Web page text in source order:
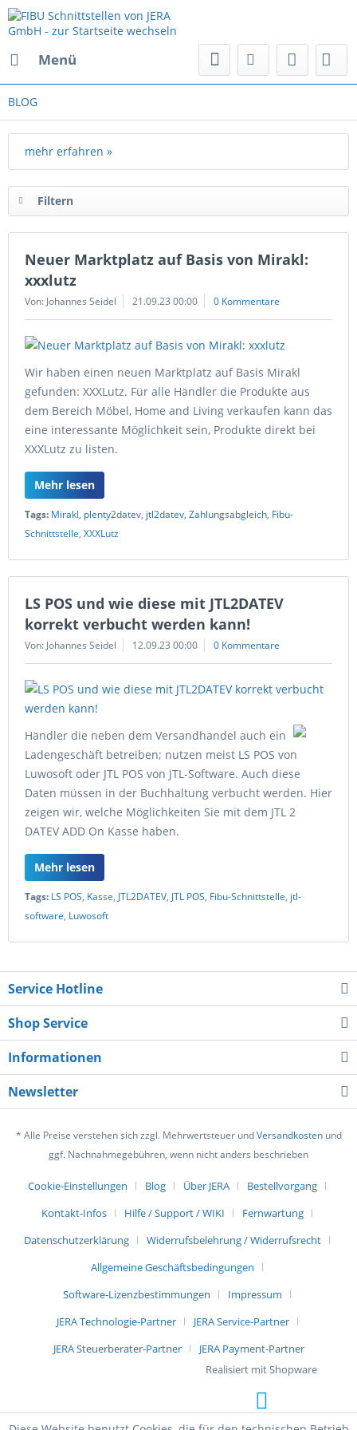
Menü
BLOG
mehr erfahren »
Filtern
Neuer Marktplatz auf Basis von Mirakl:
xxxlutz
Von: Johannes Seidel 21.09.23 00:00 0 Kommentare
Wir haben einen neuen Marktplatz auf Basis Mirakl
gefunden: XXXLutz. Für alle Händler die Produkte aus
dem Bereich Möbel, Home and Living verkaufen kann das
eine interessante Möglichkeit sein, Produkte direkt bei
XXXLutz zu listen.
Mehr lesen
Tags: Mirakl, plenty2datev, jtl2datev, Zahlungsabgleich, Fibu-
Schnittstelle, XXXLutz
LS POS und wie diese mit JTL2DATEV
korrekt verbucht werden kann!
Von: Johannes Seidel 12.09.23 00:00 0 Kommentare
Händler die neben dem Versandhandel auch ein
Ladengeschäft betreiben; nutzen meist LS POS von
Luwosoft oder JTL POS von JTL-Software. Auch diese
Daten müssen in der Buchhaltung verbucht werden. Hier
zeigen wir, welche Möglichkeiten Sie mit dem JTL 2
DATEV ADD On Kasse haben.
Mehr lesen
Tags: LS POS, Kasse, JTL2DATEV, JTL POS, Fibu-Schnittstelle, jtl-
software, Luwosoft
Service Hotline
Shop Service
Informationen
Newsletter
* Alle Preise verstehen sich zzgl. Mehrwertsteuer undVersandkostenund
ggf. Nachnahmegebühren, wenn nicht anders beschrieben
Cookie-Einstellungen Blog Über JERA
Bestellvorgang
Kontakt-Infos
Hilfe / Support / WIKI
Fernwartung
Datenschutzerklärung
Widerrufsbelehrung / Widerrufsrecht
Allgemeine Geschäftsbedingungen
Software-Lizenzbestimmungen
Impressum
JERA Technologie-Partner
JERA Service-Partner
JERA Steuerberater-Partner
JERA Payment-Partner
Realisiert mit Shopware